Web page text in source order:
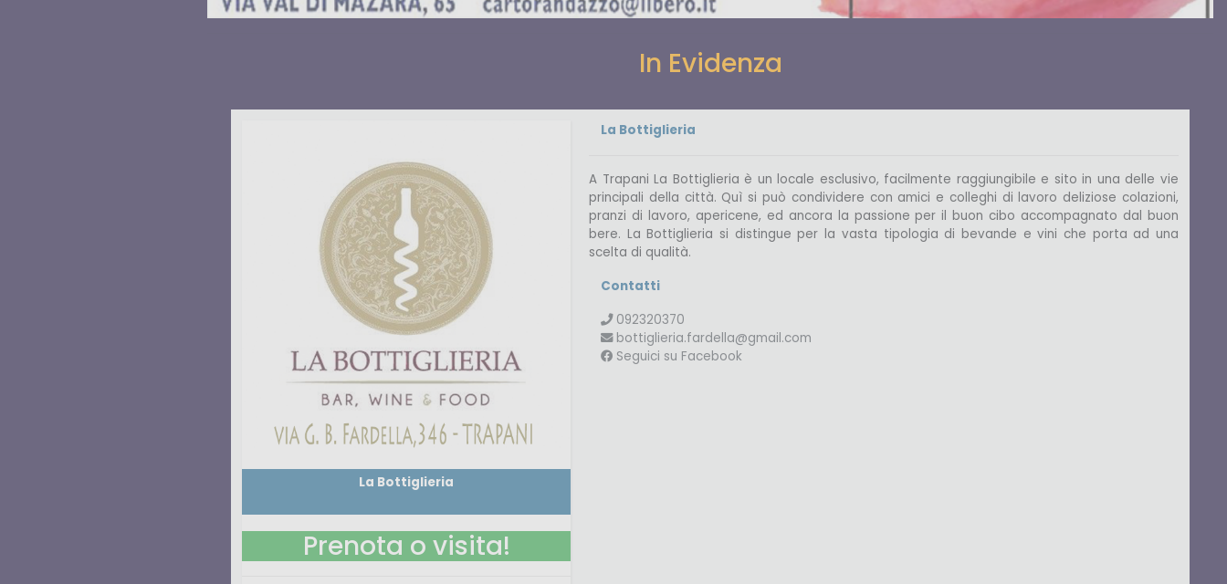
In Evidenza
La Bottiglieria
Prenota o visita!
La Bottiglieria
A Trapani La Bottiglieria è un locale esclusivo, facilmente raggiungibile e sito in una delle vie
principali della città. Quì si può condividere con amici e colleghi di lavoro deliziose colazioni,
pranzi di lavoro, apericene, ed ancora la passione per il buon cibo accompagnato dal buon
bere. La Bottiglieria si distingue per la vasta tipologia di bevande e vini che porta ad una
scelta di qualità.
Contatti
Telefono
092320370
Email
bottiglieria.fardella@gmail.com
Seguici su Facebook